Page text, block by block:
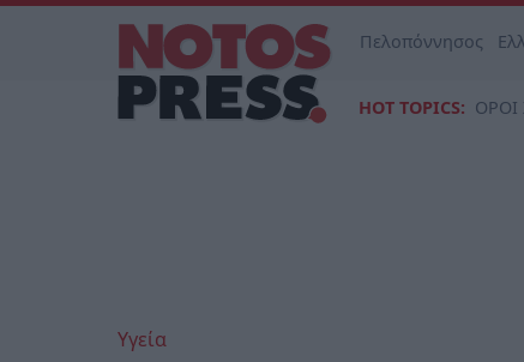
Πελοπόννησος
HOT TOPICS: ΟΡΟΙ
Υγεία